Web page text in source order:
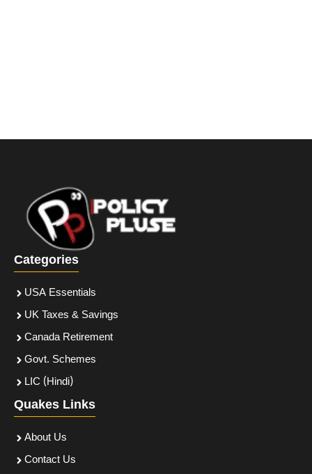
Categories
USA Essentials
UK Taxes & Savings
Canada Retirement
Govt. Schemes
LIC (Hindi)
Quakes Links
About Us
Contact Us